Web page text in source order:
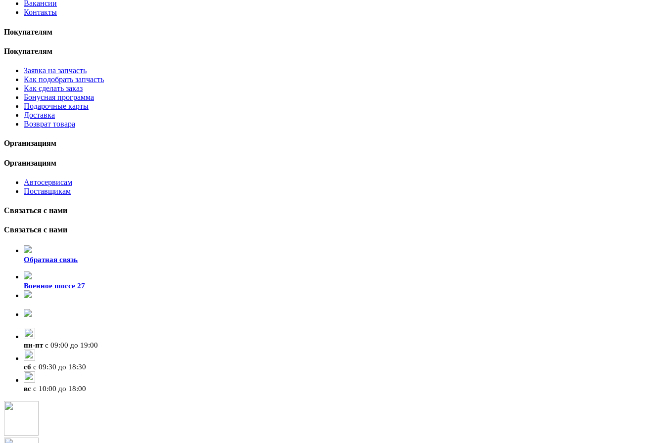
Вакансии
Контакты
Покупателям
Покупателям
Заявка на запчасть
Как подобрать запчасть
Как сделать заказ
Бонусная программа
Подарочные карты
Доставка
Возврат товара
Организациям
Организациям
Автосервисам
Поставщикам
Связаться с нами
Связаться с нами
Обратная связь
Военное шоссе 27
пн-птс 09:00 до 19:00
сб с 09:30 до 18:30
вс с 10:00 до 18:00